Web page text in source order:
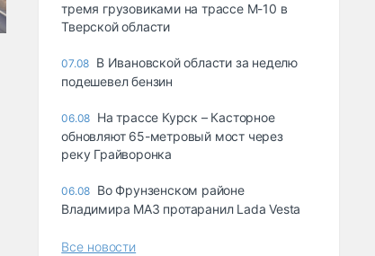
тремя грузовиками на трассе М-10 в
Тверской области
07.08 В Ивановской области за неделю
подешевел бензин
06.08 На трассе Курск – Касторное
обновляют 65-метровый мост через
реку Грайворонка
06.08 Во Фрунзенском районе
Владимира МАЗ протаранил Lada Vesta
Все новости